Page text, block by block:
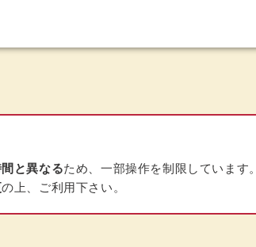
間と異なるため、一部操作を制限しています。
の上、ご利用下さい。